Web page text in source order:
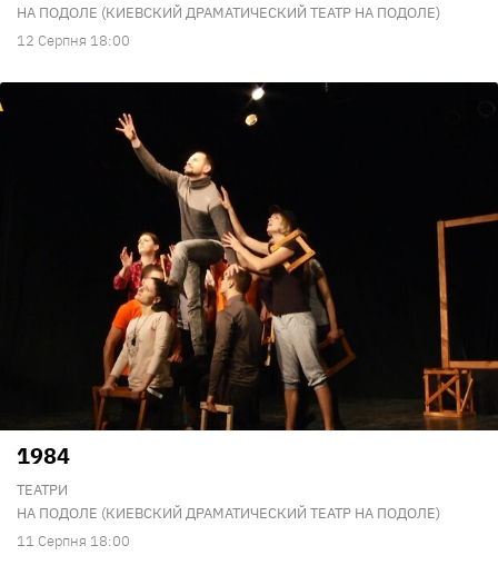
НА ПОДОЛЕ (КИЕВСКИЙ ДРАМАТИЧЕСКИЙ ТЕАТР НА ПОДОЛЕ)
12 Серпня 18:00
1984
ТЕАТРИ
НА ПОДОЛЕ (КИЕВСКИЙ ДРАМАТИЧЕСКИЙ ТЕАТР НА ПОДОЛЕ)
11 Серпня 18:00